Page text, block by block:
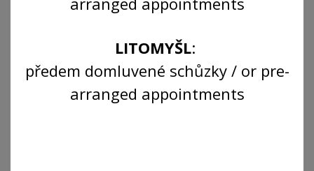
LITOMYŠL:
předem domluvené schůzky / or pre-
arranged appointments